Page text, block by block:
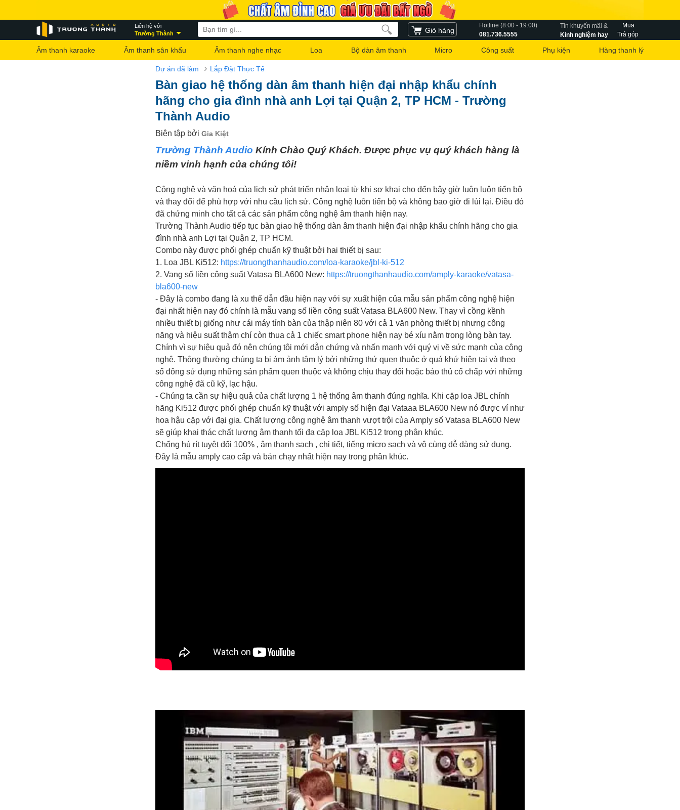
Liên hệ với
Trường Thành
Giỏ hàng
Hotline (8:00 - 19:00)
081.736.5555
Tin khuyến mãi &
Kinh nghiệm hay
Mua
Trả góp
Âm thanh karaoke Âm thanh sân khấu Âm thanh nghe nhạc Loa Bộ dàn âm thanh Micro Công suất Phụ kiện Hàng thanh lý
Dự án đã làm › Lắp Đặt Thực Tế
Bàn giao hệ thống dàn âm thanh hiện đại nhập khẩu chính
hãng cho gia đình nhà anh Lợi tại Quận 2, TP HCM - Trường
Thành Audio
Biên tập bởi Gia Kiệt
Trường Thành Audio Kính Chào Quý Khách. Được phục vụ quý khách hàng là
niềm vinh hạnh của chúng tôi!
Công nghệ và văn hoá của lịch sử phát triển nhân loại từ khi sơ khai cho đến bây giờ luôn luôn tiến bộ
và thay đổi để phù hợp với nhu cầu lịch sử. Công nghệ luôn tiến bộ và không bao giờ đi lùi lại. Điều đó
đã chứng minh cho tất cả các sản phẩm công nghệ âm thanh hiện nay.
Trường Thành Audio tiếp tục bàn giao hệ thống dàn âm thanh hiện đại nhập khẩu chính hãng cho gia
đình nhà anh Lợi tại Quận 2, TP HCM.
Combo này được phối ghép chuẩn kỹ thuật bởi hai thiết bị sau:
1. Loa JBL Ki512: https://truongthanhaudio.com/loa-karaoke/jbl-ki-512
2. Vang số liền công suất Vatasa BLA600 New: https://truongthanhaudio.com/amply-karaoke/vatasa-
bla600-new
- Đây là combo đang là xu thế dẫn đầu hiện nay với sự xuất hiện của mẫu sản phẩm công nghệ hiện
đại nhất hiện nay đó chính là mẫu vang số liền công suất Vatasa BLA600 New. Thay vì cồng kềnh
nhiều thiết bị giống như cái máy tính bàn của thập niên 80 với cả 1 văn phòng thiết bị nhưng công
năng và hiệu suất thậm chí còn thua cả 1 chiếc smart phone hiện nay bé xíu nằm trong lòng bàn tay.
Chính vì sự hiệu quả đó nên chúng tôi mới dẫn chứng và nhấn mạnh với quý vị về sức mạnh của công
nghệ. Thông thường chúng ta bị ám ảnh tâm lý bởi những thứ quen thuộc ở quá khứ hiện tại và theo
số đông sử dụng những sản phẩm quen thuộc và không chịu thay đổi hoặc bảo thủ cố chấp với những
công nghệ đã cũ kỹ, lạc hậu.
- Chúng ta cần sự hiệu quả của chất lượng 1 hệ thống âm thanh đúng nghĩa. Khi cặp loa JBL chính
hãng Ki512 được phối ghép chuẩn kỹ thuật với amply số hiện đại Vataaa BLA600 New nó được ví như
hoa hậu cặp với đại gia. Chất lượng công nghệ âm thanh vượt trội của Amply số Vatasa BLA600 New
sẽ giúp khai thác chất lượng âm thanh tối đa cặp loa JBL Ki512 trong phân khúc.
Chống hú rít tuyệt đối 100% , âm thanh sạch , chi tiết, tiếng micro sạch và vô cùng dễ dàng sử dụng.
Đây là mẫu amply cao cấp và bán chạy nhất hiện nay trong phân khúc.